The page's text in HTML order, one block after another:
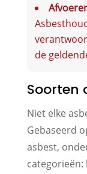
de
Soorten
Niet elke
Gebaseerd
asbest,